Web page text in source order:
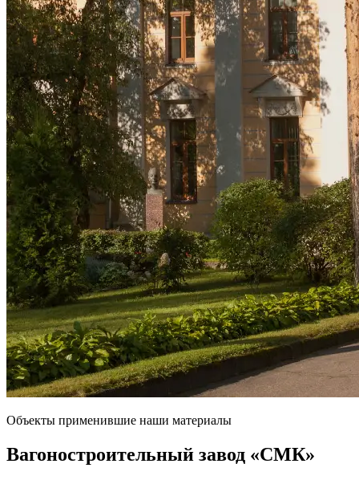
Объекты применившие наши материалы
Вагоностроительный завод «СМК»